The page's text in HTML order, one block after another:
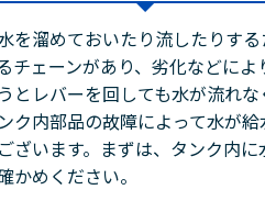
を溜めておいたり流したりす
チェーンがあり、劣化などによ
とレバーを回しても水が流れな
ク内部品の故障によって水が
ざいます。まずは、タンク内に
かめください。